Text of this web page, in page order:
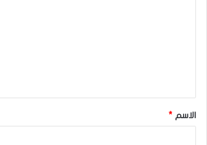
ق
*
الاسم *